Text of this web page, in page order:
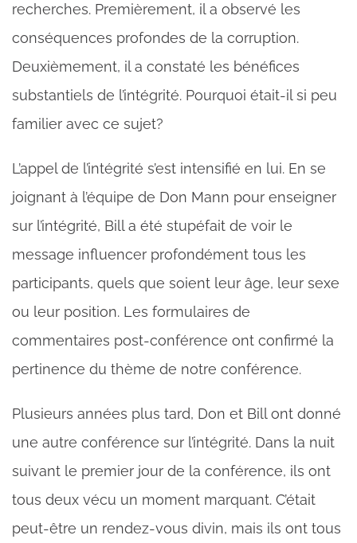
recherches. Premièrement, il a observé les
conséquences profondes de la corruption.
Deuxièmement, il a constaté les bénéfices
substantiels de l’intégrité. Pourquoi était-il si peu
familier avec ce sujet?
L’appel de l’intégrité s’est intensifié en lui. En se
joignant à l’équipe de Don Mann pour enseigner
sur l’intégrité, Bill a été stupéfait de voir le
message influencer profondément tous les
participants, quels que soient leur âge, leur sexe
ou leur position. Les formulaires de
commentaires post-conférence ont confirmé la
pertinence du thème de notre conférence.
Plusieurs années plus tard, Don et Bill ont donné
une autre conférence sur l’intégrité. Dans la nuit
suivant le premier jour de la conférence, ils ont
tous deux vécu un moment marquant. C’était
peut-être un rendez-vous divin, mais ils ont tous